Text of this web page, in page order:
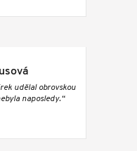
udělal obrovskou
naposledy.“